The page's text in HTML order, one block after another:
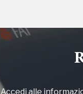
Accedi alle